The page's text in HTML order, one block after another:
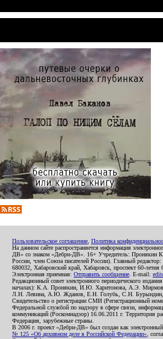
Пользовательское соглашение Политика
На данном сайте распространяется информация
ДВ» со знаком «Дебри-ДВ». 16+ Учредитель: Пронякин
России, член Союза писателей России). Главный
680032, Хабаровский край, Хабаровск, проспект 60-летия
Электронная приемная: Отправить сообщение . E-mail:
Редакционный совет электронного периодического
началах): К.А. Пронякин, И.Ю. Харитонова, А.Э.
Л.Н. Левина, А.Ю. Жданов, Е.Н. Голубь, С.Н.
Свидетельство о регистрации СМИ (Регистрационный
Федеральной службой по надзору в сфере связи,
коммуникаций (Роскомнадзор) 16.06.2011 г. Территория
Федерация, зарубежные страны.
В 2006 г. проект «Дебри-ДВ» был создан как электронный
№ 125 «Об архивном деле в Российской Федерации» ,